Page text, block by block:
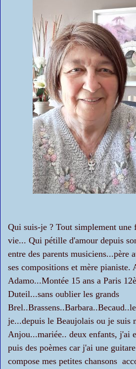
Qui suis-je ? Tout simplement une
vie... Qui pétille d'amour depuis
entre des parents musiciens...père
ses compositions et mère pianiste.
Adamo...Montée 15 ans a Paris
Duteil...sans oublier les grands
je...depuis le Beaujolais ou je suis
Anjou...mariée.. deux enfants, j'ai
puis des poèmes car j'ai une
compose mes petites chansons